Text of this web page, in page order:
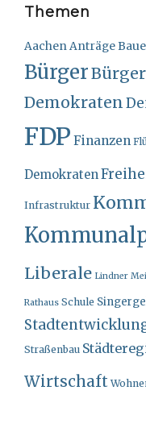
Themen
AachenAnträge
Bürger
Demokraten
FDP Finanzen
Demokraten
Infrastruktur
Liberale Lindner
Rathaus Schule
Straßenbau
Wirtschaft